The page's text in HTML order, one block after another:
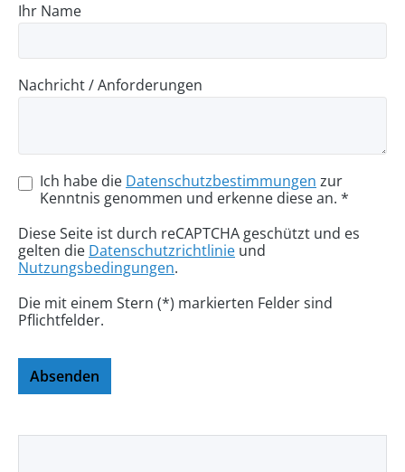
Ihr Name
Nachricht / Anforderungen
Ich habe die Datenschutzbestimmungen zur
Kenntnis genommen und erkenne diese an. *
Diese Seite ist durch reCAPTCHA geschützt und es
gelten die Datenschutzrichtlinie und
Nutzungsbedingungen.
Die mit einem Stern (*) markierten Felder sind
Pflichtfelder.
Absenden